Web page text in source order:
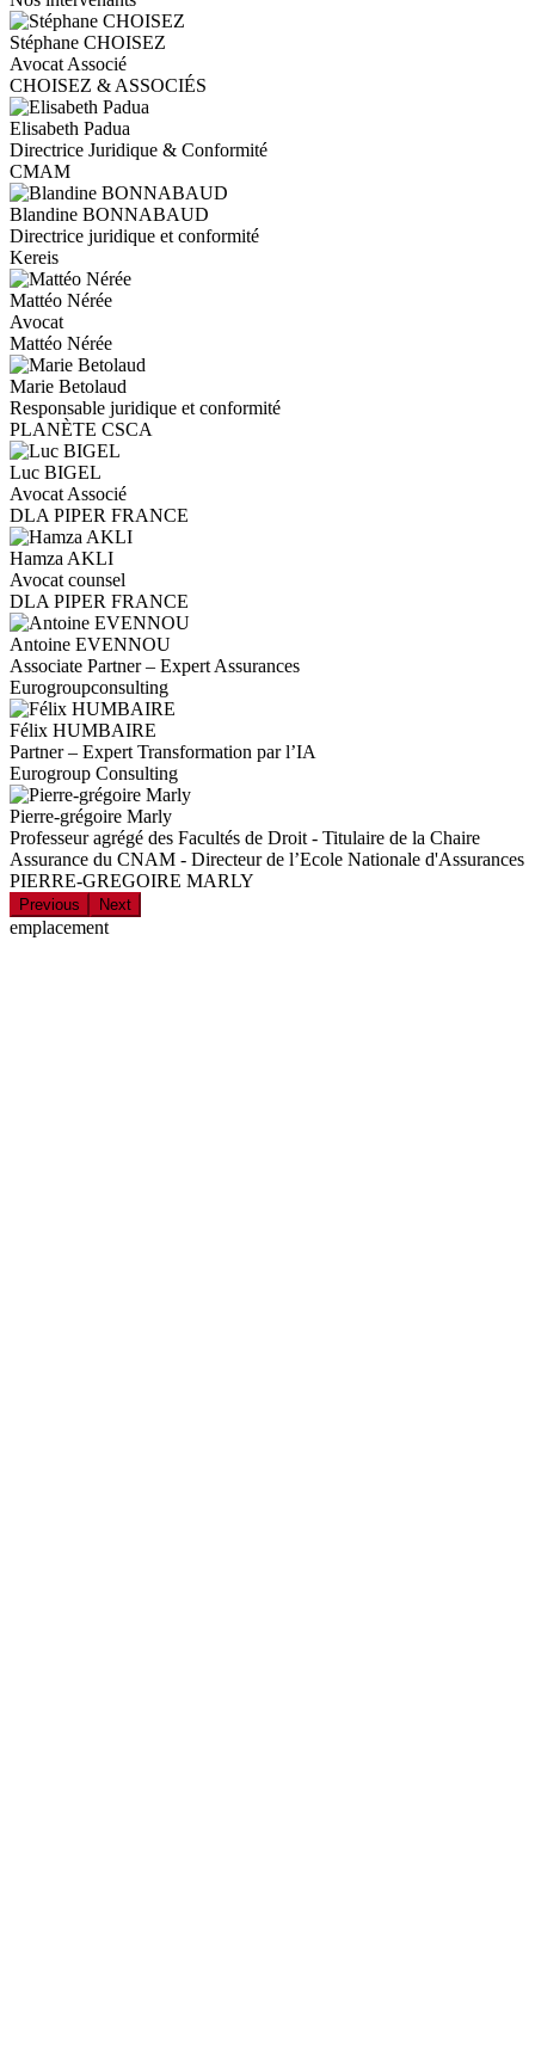
Stéphane CHOISEZ
Avocat Associé
CHOISEZ & ASSOCIÉS
Elisabeth Padua
Directrice Juridique & Conformité
CMAM
Blandine BONNABAUD
Directrice juridique et conformité
Kereis
Mattéo Nérée
Avocat
Mattéo Nérée
Marie Betolaud
Responsable juridique et conformité
PLANÈTE CSCA
Luc BIGEL
Avocat Associé
DLA PIPER FRANCE
Hamza AKLI
Avocat counsel
DLA PIPER FRANCE
Antoine EVENNOU
Associate Partner – Expert Assurances
Eurogroupconsulting
Félix HUMBAIRE
Partner – Expert Transformation par l’IA
Eurogroup Consulting
Pierre-grégoire Marly
Professeur agrégé des Facultés de Droit - Titulaire de la Chaire
Assurance du CNAM - Directeur de l’Ecole Nationale d'Assurances
PIERRE-GREGOIRE MARLY
Previous Next
emplacement